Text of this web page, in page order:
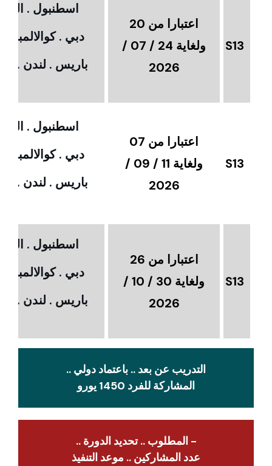
S13
اعتبارا من 20
ولغاية 24 / 07 /
2026
اسطنبول .
دبي .
باريس . لندن .
S13
اعتبارا من 07
ولغاية 11 / 09 /
2026
اسطنبول .
دبي .
باريس . لندن .
S13
اعتبارا من 26
ولغاية 30 / 10 /
2026
اسطنبول .
دبي .
باريس . لندن .
التدريب عن بعد .. باعتماد دولي ..
المشاركة للفرد 1450 يورو
- المطلوب .. تحديد الدورة ..
عدد المشاركين .. موعد التنفيذ